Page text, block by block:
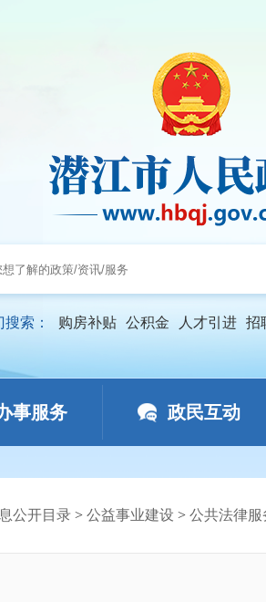
搜索： 购房补贴 公积金 人才引进 招
事服务 政民互动
公开目录 > 公益事业建设 > 公共法律服